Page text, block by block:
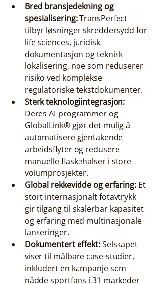
Bred bransjedekning og
spesialisering: TransPerfect
tilbyr løsninger skreddersydd for
life sciences, juridisk
dokumentasjon og teknisk
lokalisering, noe som reduserer
risiko ved komplekse
regulatoriske tekstdokumenter.
Sterk teknologiintegrasjon:
Deres AI-programmer og
GlobalLink® gjør det mulig å
automatisere gjentakende
arbeidsflyter og redusere
manuelle flaskehalser i store
volumprosjekter.
Global rekkevidde og erfaring: Et
stort internasjonalt fotavtrykk
gir tilgang til skalerbar kapasitet
og erfaring med multinasjonale
lanseringer.
Dokumentert effekt: Selskapet
viser til målbare case-studier,
inkludert en kampanje som
nådde sportfans i 31 markeder